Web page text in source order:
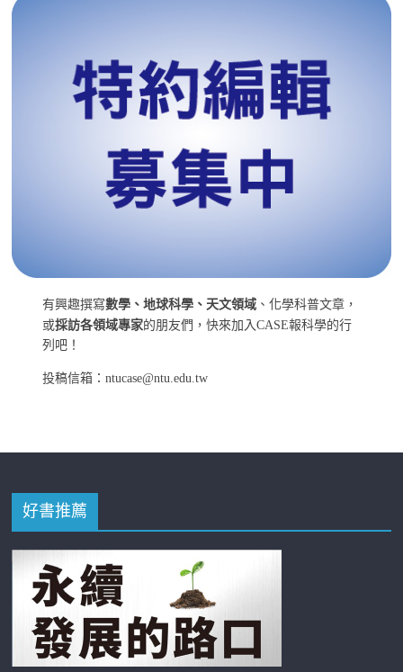
有興趣撰寫數學、地球科學、天文領域 、化學科普文章，
或採訪各領域專家的朋友們，快來加入CASE報科學的行
列吧！
投稿信箱：ntucase@ntu.edu.tw
好書推薦